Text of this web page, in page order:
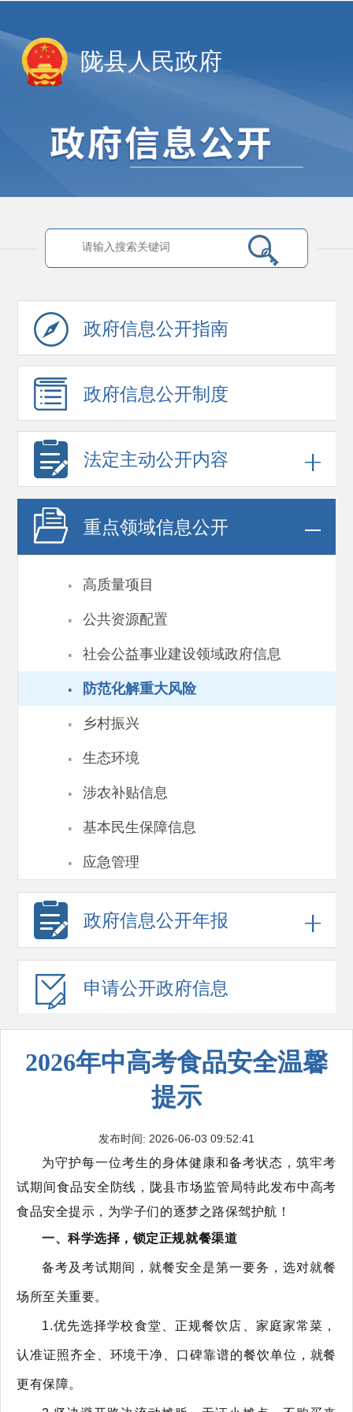
陇县人民政府
政府信息公开指南
政府信息公开制度
法定主动公开内容
重点领域信息公开
· 高质量项目
· 公共资源配置
· 社会公益事业建设领域政府信息
· 防范化解重大风险
· 乡村振兴
· 生态环境
· 涉农补贴信息
· 基本民生保障信息
· 应急管理
政府信息公开年报
申请公开政府信息
2026年中高考食品安全温馨
提示
发布时间: 2026-06-03 09:52:41
为守护每一位考生的身体健康和备考状态，筑牢考
试期间食品安全防线，陇县市场监管局特此发布中高考
食品安全提示，为学子们的逐梦之路保驾护航！
一、科学选择， 锁定正规就餐渠道
备考及考试期间，就餐安全是第一要务，选对就餐
场所至关重要。
1.优先选择学校食堂、正规餐饮店、家庭家常菜，
认准证照齐全、环境干净、口碑靠谱的餐饮单位，就餐
更有保障。